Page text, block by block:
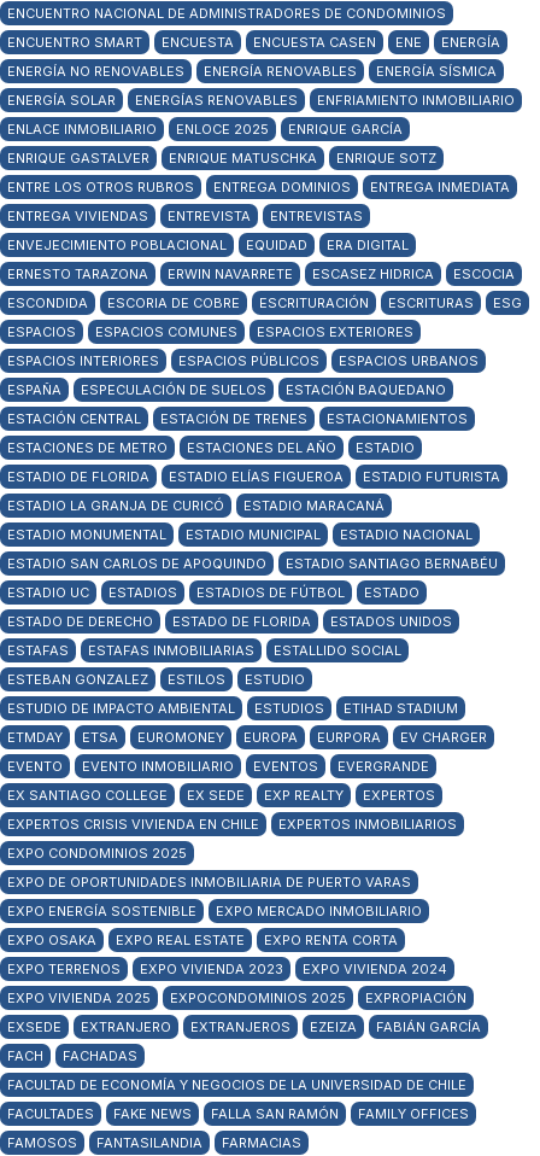
ENCUENTRO NACIONAL DE ADMINISTRADORES DE CONDOMINIOS
ENCUENTRO SMART
ENCUESTA ENCUESTA CASEN ENE
ENERGÍA
ENERGÍA NO RENOVABLES
ENERGÍA RENOVABLES
ENERGÍA SÍSMICA
ENERGÍA SOLAR
ENERGÍAS RENOVABLES
ENFRIAMIENTO INMOBILIARIO
ENLACE INMOBILIARIO
ENLOCE 2025
ENRIQUE GARCÍA
ENRIQUE GASTALVER
ENRIQUE MATUSCHKA
ENRIQUE SOTZ
ENTRE LOS OTROS RUBROS
ENTREGA DOMINIOS
ENTREGA INMEDIATA
ENTREGA VIVIENDAS
ENTREVISTA
ENTREVISTAS
ENVEJECIMIENTO POBLACIONAL
EQUIDAD
ERA DIGITAL
ERNESTO TARAZONA
ERWIN NAVARRETE ESCASEZ HIDRICA
ESCOCIA
ESCONDIDA
ESCORIA DE COBRE ESCRITURACIÓN ESCRITURAS
ESG
ESPACIOS
ESPACIOS COMUNES
ESPACIOS EXTERIORES
ESPACIOS INTERIORES
ESPACIOS PÚBLICOS
ESPACIOS URBANOS
ESPAÑA
ESPECULACIÓN DE SUELOS
ESTACIÓN BAQUEDANO
ESTACIÓN CENTRAL
ESTACIÓN DE TRENES
ESTACIONAMIENTOS
ESTACIONES DE METRO
ESTACIONES DEL AÑO
ESTADIO
ESTADIO DE FLORIDA
ESTADIO ELÍAS FIGUEROA
ESTADIO FUTURISTA
ESTADIO LA GRANJA DE CURICÓ
ESTADIO MARACANÁ
ESTADIO MONUMENTAL
ESTADIO MUNICIPAL
ESTADIO NACIONAL
ESTADIO SAN CARLOS DE APOQUINDO
ESTADIO SANTIAGO BERNABÉU
ESTADIO UC
ESTADIOS ESTADIOS DE FÚTBOL
ESTADO
ESTADO DE DERECHO
ESTADO DE FLORIDA
ESTADOS UNIDOS
ESTAFAS
ESTAFAS INMOBILIARIAS
ESTALLIDO SOCIAL
ESTEBAN GONZALEZ
ESTILOS
ESTUDIO
ESTUDIO DE IMPACTO AMBIENTAL
ESTUDIOS
ETIHAD STADIUM
ETMDAY
ETSA EUROMONEY EUROPA EURPORA
EV CHARGER
EVENTO
EVENTO INMOBILIARIO EVENTOS
EVERGRANDE
EX SANTIAGO COLLEGE
EX SEDE EXP REALTY
EXPERTOS
EXPERTOS CRISIS VIVIENDA EN CHILE
EXPERTOS INMOBILIARIOS
EXPO CONDOMINIOS 2025
EXPO DE OPORTUNIDADES INMOBILIARIA DE PUERTO VARAS
EXPO ENERGÍA SOSTENIBLE
EXPO MERCADO INMOBILIARIO
EXPO OSAKA
EXPO REAL ESTATE
EXPO RENTA CORTA
EXPO TERRENOS
EXPO VIVIENDA 2023
EXPO VIVIENDA 2024
EXPO VIVIENDA 2025
EXPOCONDOMINIOS 2025
EXPROPIACIÓN
EXSEDE
EXTRANJERO EXTRANJEROS EZEIZA
FABIÁN GARCÍA
FACH
FACHADAS
FACULTAD DE ECONOMÍA Y NEGOCIOS DE LA UNIVERSIDAD DE CHILE
FACULTADES
FAKE NEWS FALLA SAN RAMÓN
FAMILY OFFICES
FAMOSOS
FANTASILANDIA
FARMACIAS